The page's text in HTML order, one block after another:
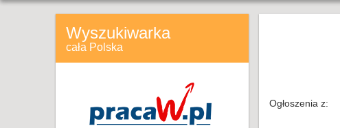
Wyszukiwarka
cała Polska
Ogłoszenia z: